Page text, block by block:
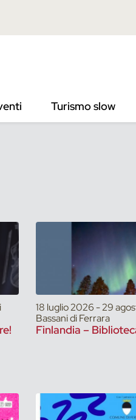
Turismo slow
18 luglio 2026 - 29
Bassani di Ferrara
Finlandia –